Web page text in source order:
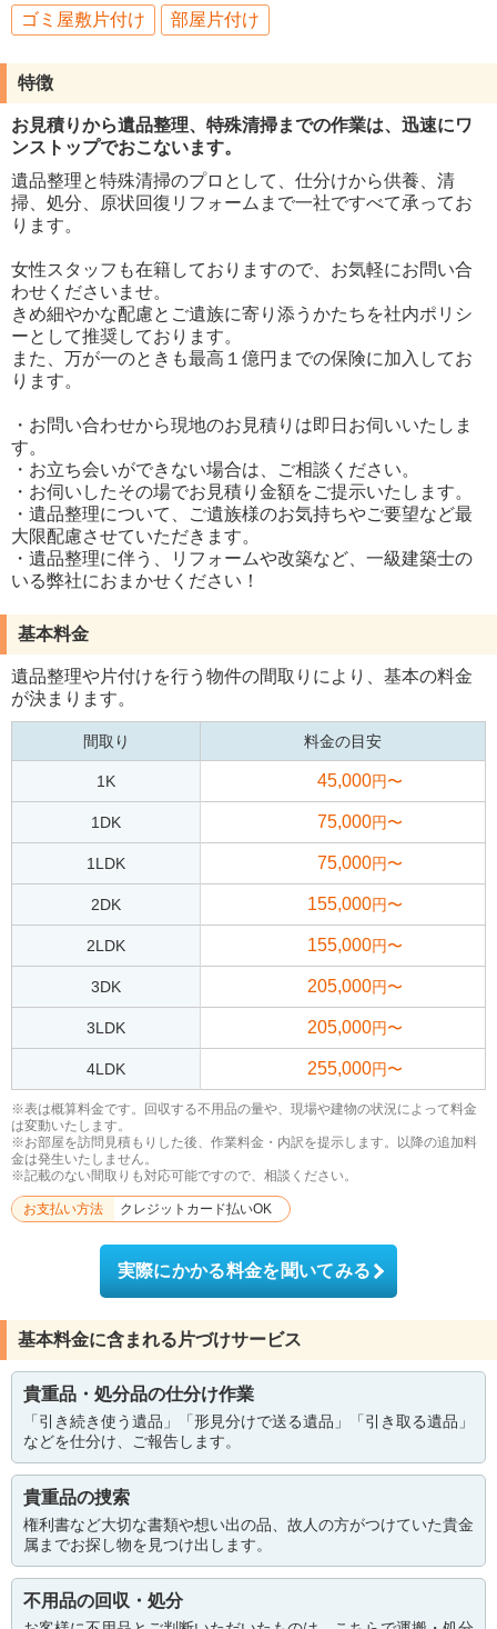
ゴミ屋敷片付け
部屋片付け
特徴
お見積りから遺品整理、特殊清掃までの作業は、迅速にワ
ンストップでおこないます。
遺品整理と特殊清掃のプロとして、仕分けから供養、清
掃、処分、原状回復リフォームまで一社ですべて承ってお
ります。
女性スタッフも在籍しておりますので、お気軽にお問い合
わせくださいませ。
きめ細やかな配慮とご遺族に寄り添うかたちを社内ポリシ
ーとして推奨しております。
また、万が一のときも最高１億円までの保険に加入してお
ります。
・お問い合わせから現地のお見積りは即日お伺いいたしま
す。
・お立ち会いができない場合は、ご相談ください。
・お伺いしたその場でお見積り金額をご提示いたします。
・遺品整理について、ご遺族様のお気持ちやご要望など最
大限配慮させていただきます。
・遺品整理に伴う、リフォームや改築など、一級建築士の
いる弊社におまかせください！
基本料金
遺品整理や片付けを行う物件の間取りにより、基本の料金
が決まります。
間取り 料金の目安
1K 45,000円〜
1DK 75,000円〜
1LDK 75,000円〜
2DK 155,000円〜
2LDK 155,000円〜
3DK 205,000円〜
3LDK 205,000円〜
4LDK 255,000円〜
※表は概算料金です。回収する不用品の量や、現場や建物の状況によって料金
は変動いたします。
※お部屋を訪問見積もりした後、作業料金・内訳を提示します。以降の追加料
金は発生いたしません。
※記載のない間取りも対応可能ですので、相談ください。
お支払い方法 クレジットカード払いOK
実際にかかる料金を聞いてみる
基本料金に含まれる片づけサービス
貴重品・処分品の仕分け作業
「引き続き使う遺品」「形見分けで送る遺品」「引き取る遺品」
などを仕分け、ご報告します。
貴重品の捜索
権利書など大切な書類や想い出の品、故人の方がつけていた貴金
属までお探し物を見つけ出します。
不用品の回収・処分